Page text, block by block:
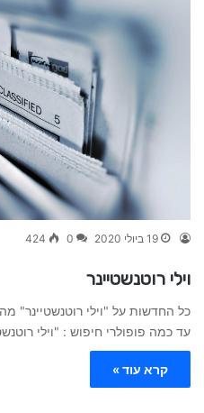
19 ביולי 2020 0
424
וילי רוטנשטיינר
כל החדשות על "וילי רוטנשטיינר" מה
עד כמה פופולרי חיפוש : "וילי
קרא עוד »